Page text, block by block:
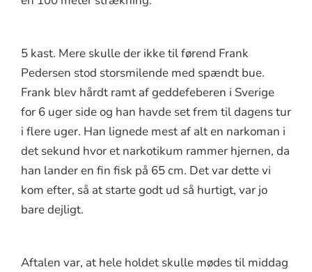
5 kast. Mere skulle der ikke til førend Frank
Pedersen stod storsmilende med spændt bue.
Frank blev hårdt ramt af geddefeberen i Sverige
for 6 uger side og han havde set frem til dagens tur
i flere uger. Han lignede mest af alt en narkoman i
det sekund hvor et narkotikum rammer hjernen, da
han lander en fin fisk på 65 cm. Det var dette vi
kom efter, så at starte godt ud så hurtigt, var jo
bare dejligt.
Aftalen var, at hele holdet skulle mødes til middag